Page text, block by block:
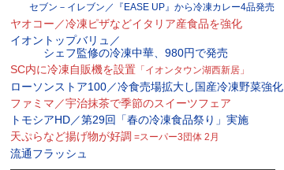
セブン－イレブン／『EASE UP』から冷凍カレー4品発売
ヤオコー／冷凍ピザなどイタリア産食品を強化
イオントップバリュ／
シェフ監修の冷凍中華、980円で発売
SC内に冷凍自販機を設置 「イオンタウン湖西新居」
ローソンストア100／冷食売場拡大し国産冷凍野菜強化
ファミマ／宇治抹茶で季節のスイーツフェア
トモシアHD／第29回「春の冷凍食品祭り」実施
天ぷらなど揚げ物が好調 =スーパー3団体 2月
流通フラッシュ